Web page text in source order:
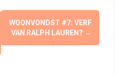
WOONVONDST #7: VERF
VAN RALPH LAUREN? →